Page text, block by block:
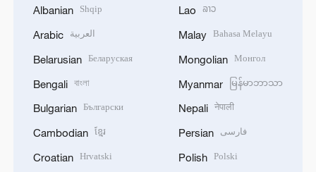
Albanian Shqip
Arabic العربية
Belarusian Беларуская
Bengali বাংলা
Bulgarian Български
Cambodian ខ្មែរ
Croatian Hrvatski
Lao ລາວ
Malay Bahasa Melayu
Mongolian Монгол
Myanmar မြန်မာဘာသာ
Nepali नेपाली
Persian فارسی
Polish Polski